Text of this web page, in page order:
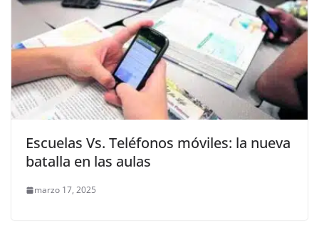
Escuelas Vs. Teléfonos móviles: la nueva
batalla en las aulas
marzo 17, 2025